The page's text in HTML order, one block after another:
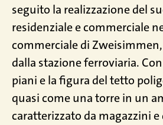
seguito la realizzazione del
residenziale e commerciale
commerciale di
dalla stazione ferroviaria.
piani e la figura del tetto
quasi come una torre in un
caratterizzato da magazzini